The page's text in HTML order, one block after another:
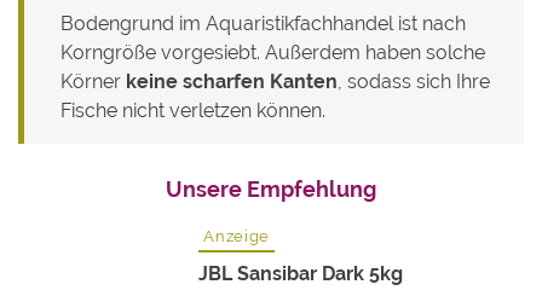
Bodengrund im Aquaristikfachhandel ist nach
Korngröße vorgesiebt. Außerdem haben solche
Körner keine scharfen Kanten, sodass sich Ihre
Fische nicht verletzen können.
Unsere Empfehlung
Anzeige
JBL Sansibar Dark 5kg